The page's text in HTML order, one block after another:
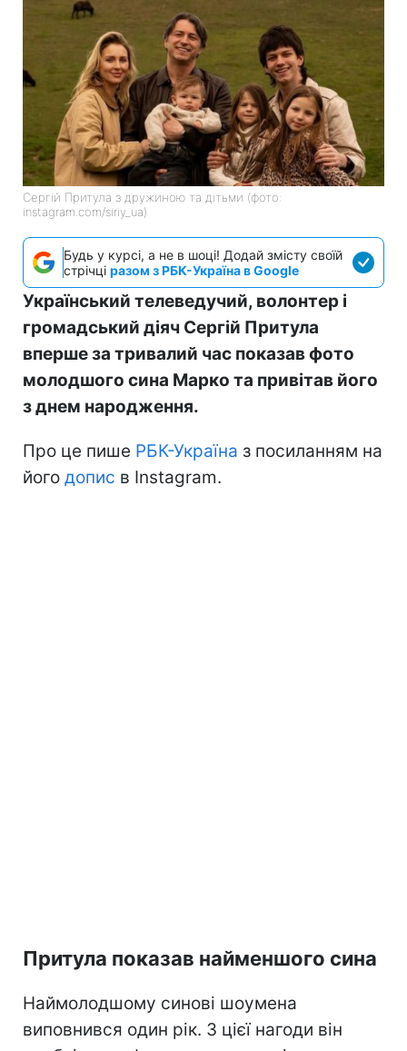
Сергій Притула з дружиною та дітьми (фото:
instagram.com/siriy_ua)
Будь у курсі, а не в шоці! Додай змісту своїй
стрічці разом з РБК-Україна в Google
Український телеведучий, волонтер і
громадський діяч Сергій Притула
вперше за тривалий час показав фото
молодшого сина Марко та привітав його
з днем народження.
Про це пише РБК-Україна з посиланням на
його допис в Instagram.
Притула показав найменшого сина
Наймолодшому синові шоумена
виповнився один рік. З цієї нагоди він